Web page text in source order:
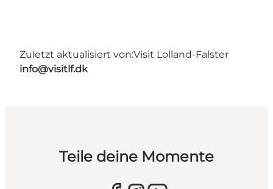
Zuletzt aktualisiert von:Visit Lolland-Falster
info@visitlf.dk
Teile deine Momente